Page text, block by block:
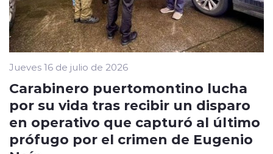
Jueves 16 de julio de 2026
Carabinero puertomontino lucha
por su vida tras recibir un disparo
en operativo que capturó al último
prófugo por el crimen de Eugenio